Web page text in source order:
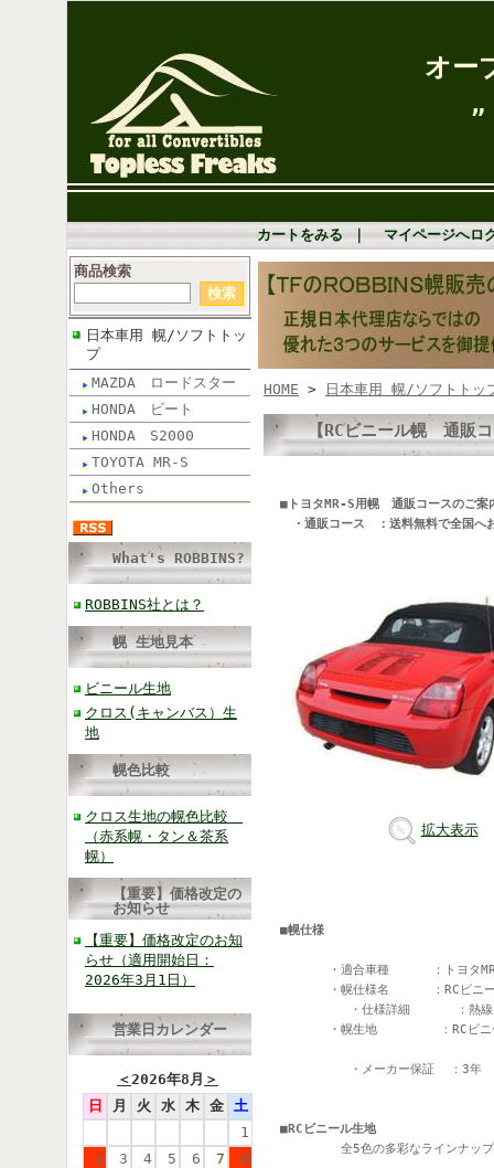
オー
” Go
カートをみる マイページへロ
商品検索
日本車用 幌/ソフトトッ
プ
MAZDA ロードスター
HONDA ビート
HONDA S2000
TOYOTA MR-S
Others
What's ROBBINS?
ROBBINS社とは？
幌 生地見本
ビニール生地
クロス(キャンバス）生
地
幌色比較
クロス生地の幌色比較
（赤系幌・タン＆茶系
幌）
【重要】価格改定の
お知らせ
【重要】価格改定のお知
らせ（適用開始日：
2026年3月1日）
営業日カレンダー
＜2026年8月 ＞
日
月 火 水 木 金
土
1
2
3 4 5 6 7
8
HOME > 日本車用 幌/ソフトトッ
【RCビニール幌 通販
■トヨタMR-S用幌　通販コースのご案
・通販コース　：送料無料で全国へ
拡大表示
■幌仕様
・適合車種    　：トヨタ
・幌仕様名 　   ：RCビニー
・仕様詳細      ：熱線
・幌生地　 　    ：RCビニ
・メーカー保証  ：3
■RCビニール生地
全5色の多彩なラインナップなの